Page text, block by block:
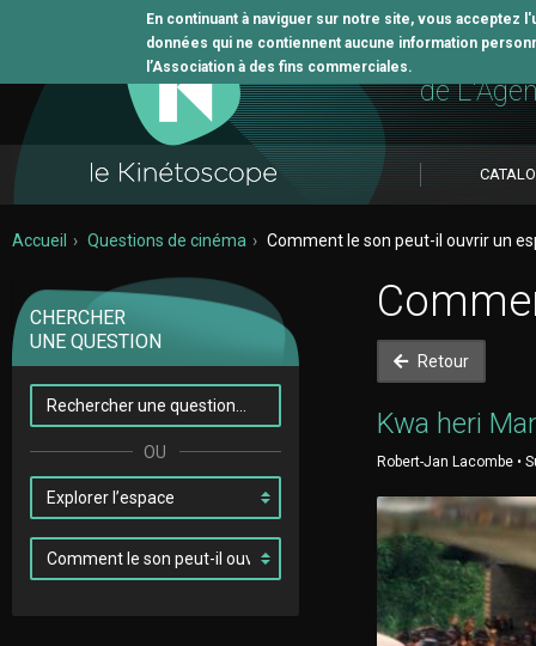
En continuant à naviguer sur notre site, vous
données qui ne contiennent aucune information
l’Association à des fins commerciales. L'outil
de
Accueil Questions de cinéma Comment le son peut-il ouvrir un
CHERCHER
UNE QUESTION
Retour
Kwa heri
Robert-Jan Lacombe •